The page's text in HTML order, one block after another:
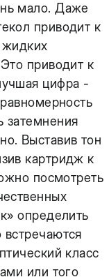
мало. Даже
приводит к
приводит к
цифра -
затемнения
Выставив тон
картридж к
посмотреть
определить
класс
или того